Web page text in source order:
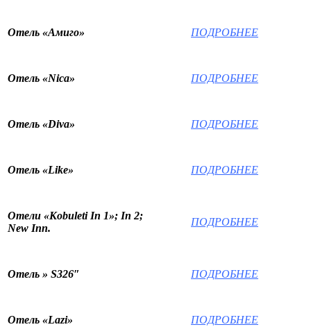
Отель «Амиго» ПОДРОБНЕЕ
Отель «Nica» ПОДРОБНЕЕ
Отель «Diva» ПОДРОБНЕЕ
Отель «Like» ПОДРОБНЕЕ
Отели «Кobuleti In 1»; In 2;
New Inn.
ПОДРОБНЕЕ
Отель » S326″ ПОДРОБНЕЕ
Отель «Lazi» ПОДРОБНЕЕ